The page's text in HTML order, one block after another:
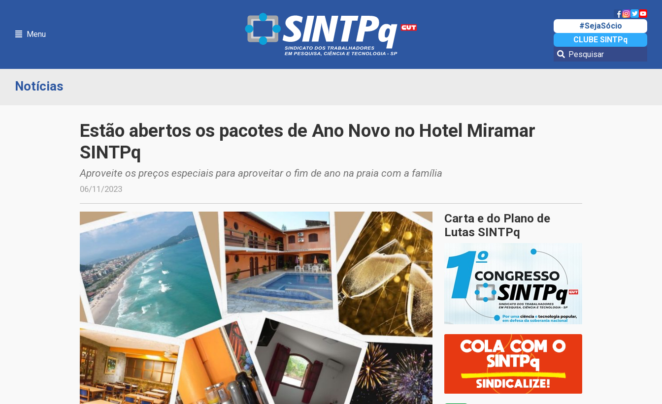
Menu
#SejaSócio
CLUBE SINTPq
Notícias
Estão abertos os pacotes de Ano Novo no Hotel Miramar
SINTPq
Aproveite os preços especiais para aproveitar o fim de ano na praia com a família
06/11/2023
Carta e do Plano de
Lutas SINTPq